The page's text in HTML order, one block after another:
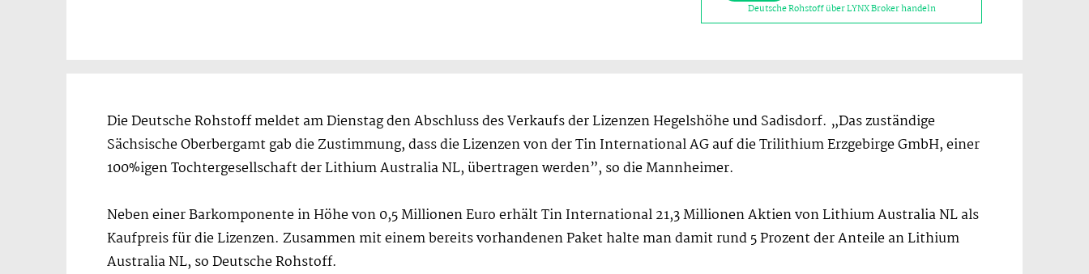
Deutsche Rohstoff über LYNX Broker handeln
Die Deutsche Rohstoff meldet am Dienstag den Abschluss des Verkaufs der Lizenzen Hegelshöhe und Sadisdorf. „Das zuständige
Sächsische Oberbergamt gab die Zustimmung, dass die Lizenzen von der Tin International AG auf die Trilithium Erzgebirge GmbH, einer
100%igen Tochtergesellschaft der Lithium Australia NL, übertragen werden”, so die Mannheimer.
Neben einer Barkomponente in Höhe von 0,5 Millionen Euro erhält Tin International 21,3 Millionen Aktien von Lithium Australia NL als
Kaufpreis für die Lizenzen. Zusammen mit einem bereits vorhandenen Paket halte man damit rund 5 Prozent der Anteile an Lithium
Australia NL, so Deutsche Rohstoff.